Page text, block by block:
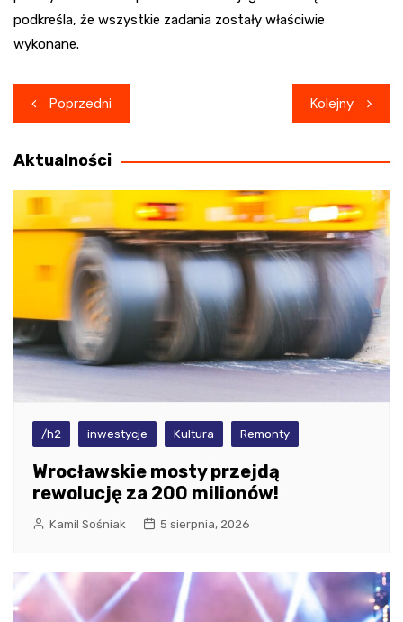
podkreśla, że wszystkie zadania zostały właściwie
wykonane.
Nawigacja
wpisu
Poprzedni Kolejny
Aktualności
/h2 inwestycje Kultura Remonty
Wrocławskie mosty przejdą
rewolucję za 200 milionów!
Kamil Sośniak 5 sierpnia, 2026